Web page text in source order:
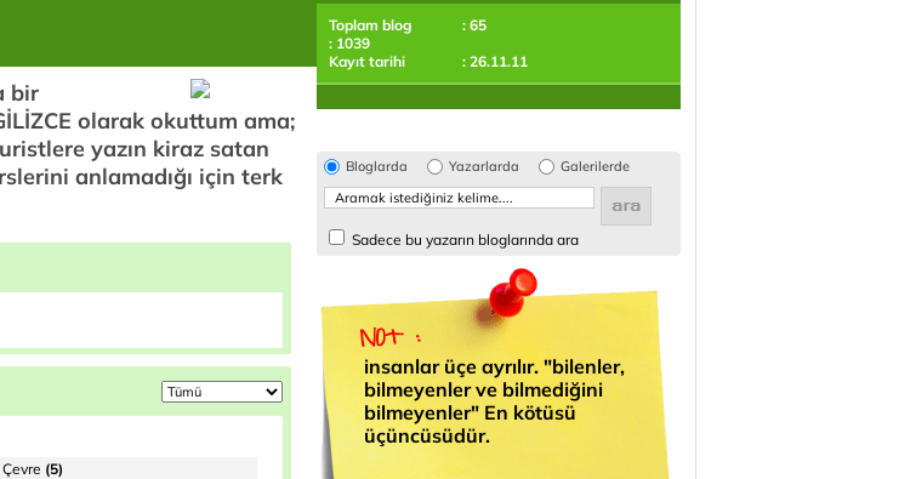
bir
olarak okuttum ama;
yazın kiraz satan
anlamadığı için terk
(5)
Toplam blog
: 65
: 1039
Kayıt tarihi
: 26.11.11
Bloglarda Yazarlarda Galerilerde
Sadece bu yazarın bloglarında ara
insanlar üçe ayrılır. "bilenler,
bilmeyenler ve bilmediğini
bilmeyenler" En kötüsü
üçüncüsüdür.